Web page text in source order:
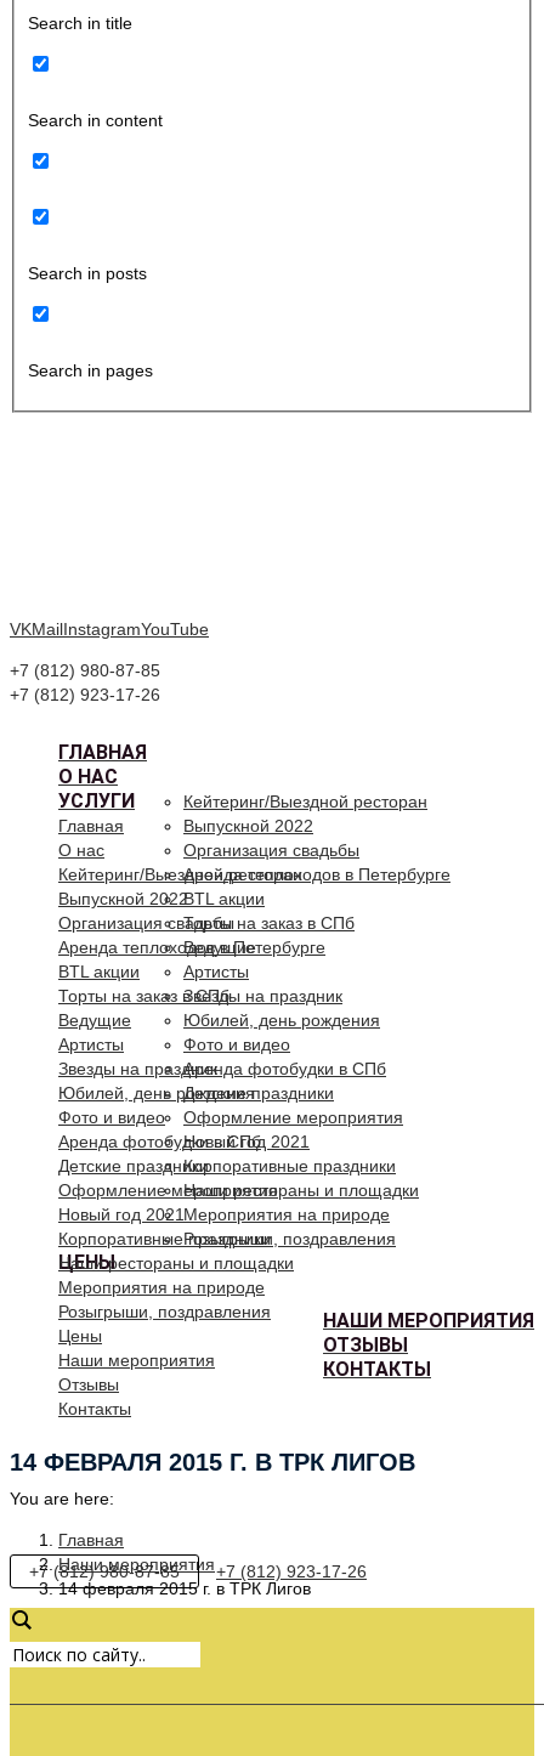
Search in title
Search in content
Search in posts
Search in pages
VKMailInstagramYouTube
+7 (812) 980-87-85
+7 (812) 923-17-26
ГЛАВНАЯ
О НАС
УСЛУГИ
Кейтеринг/Выездной ресторан
Выпускной 2022
Организация свадьбы
Аренда теплоходов в Петербурге
BTL акции
Торты на заказ в СПб
Ведущие
Артисты
Звезды на праздник
Юбилей, день рождения
Фото и видео
Аренда фотобудки в СПб
Детские праздники
Оформление мероприятия
Новый год 2021
Корпоративные праздники
Наши рестораны и площадки
Мероприятия на природе
Розыгрыши, поздравления
ЦЕНЫ
НАШИ МЕРОПРИЯТИЯ
ОТЗЫВЫ
КОНТАКТЫ
Главная
О нас
Кейтеринг/Выездной ресторан
Выпускной 2022
Организация свадьбы
Аренда теплоходов в Петербурге
BTL акции
Торты на заказ в СПб
Ведущие
Артисты
Звезды на праздник
Юбилей, день рождения
Фото и видео
Аренда фотобудки в СПб
Детские праздники
Оформление мероприятия
Новый год 2021
Корпоративные праздники
Наши рестораны и площадки
Мероприятия на природе
Розыгрыши, поздравления
Цены
Наши мероприятия
Отзывы
Контакты
14 ФЕВРАЛЯ 2015 Г. В ТРК ЛИГОВ
You are here:
Главная
Наши мероприятия
14 февраля 2015 г. в ТРК Лигов
+7 (812) 980-87-85 +7 (812) 923-17-26